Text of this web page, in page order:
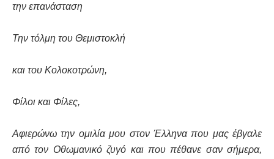
την επανάσταση
Την τόλμη του Θεμιστοκλή
και του Κολοκοτρώνη,
Φίλοι και Φίλες,
Αφιερώνω την ομιλία μου στον Έλληνα που μας έβγαλε
από τον Οθωμανικό ζυγό και που πέθανε σαν σήμερα,